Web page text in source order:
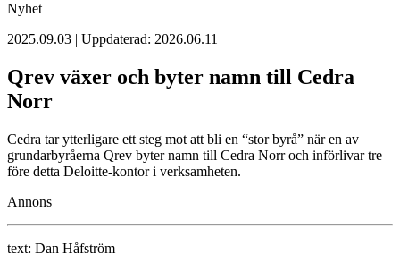
Nyhet
2025.09.03 | Uppdaterad: 2026.06.11
Qrev växer och byter namn till Cedra
Norr
Cedra tar ytterligare ett steg mot att bli en “stor byrå” när en av
grundarbyråerna Qrev byter namn till Cedra Norr och införlivar tre
före detta Deloitte-kontor i verksamheten.
Annons
text: Dan Håfström